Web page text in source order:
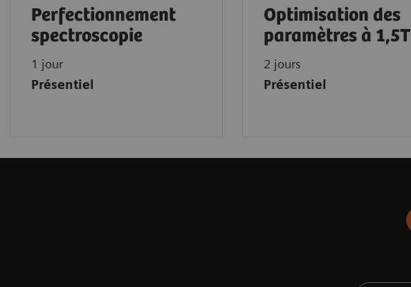
Perfectionnement
spectroscopie
1 jour
Présentiel
Optimisation des
paramètres à 1,5T
2 jours
Présentiel